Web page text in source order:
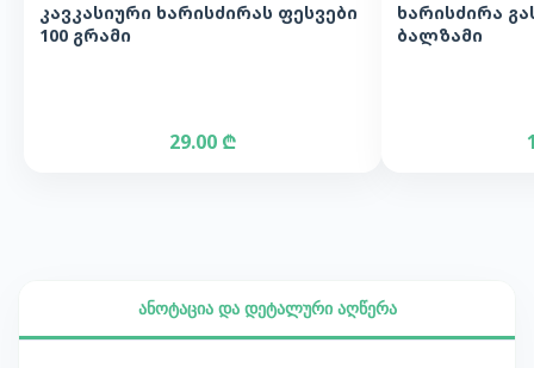
კავკასიური ხარისძირას ფესვები
100 გრამი
29.00 ₾
ხარისძირა
ბალზამი
ანოტაცია და დეტალური აღწერა